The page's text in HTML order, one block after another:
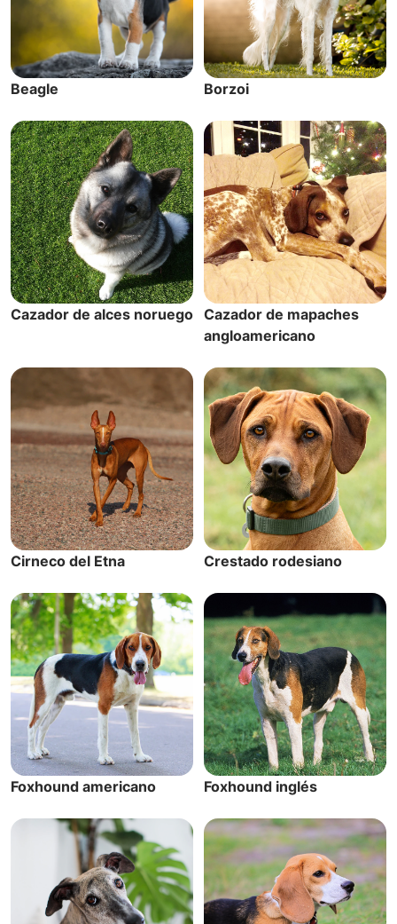
Beagle Borzoi
Cazador de alces noruego Cazador de mapaches
angloamericano
Cirneco del Etna Crestado rodesiano
Foxhound americano Foxhound inglés